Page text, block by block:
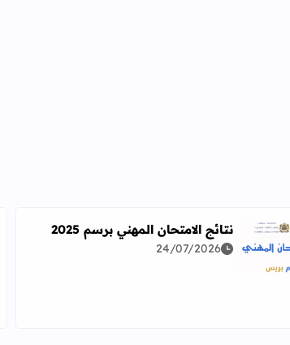
المهنية وفق آخر توصيف
اقرأ المزيد عن نتائج الامتحان المهني برسم 2025
نتائج الامتحان المهني برسم 2025
24/07/2026